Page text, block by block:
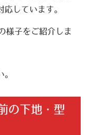
しています。
様子をご紹介しま
の下地・型